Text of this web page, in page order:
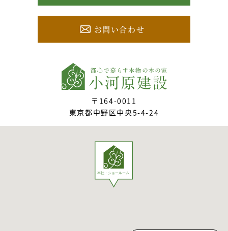
お問い合わせ
〒164-0011
東京都中野区中央5-4-24